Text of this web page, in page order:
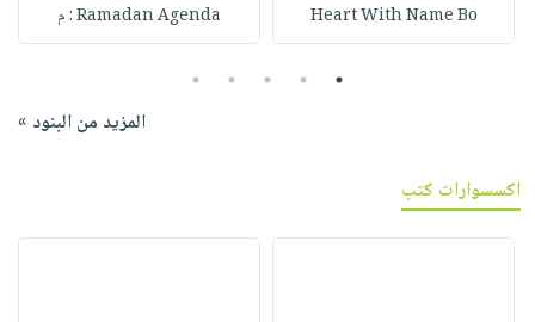
Heart With Name Bo Ramadan Agenda : م
1
2
3
4
5
المزيد من البنود »
اكسسوارات كتب